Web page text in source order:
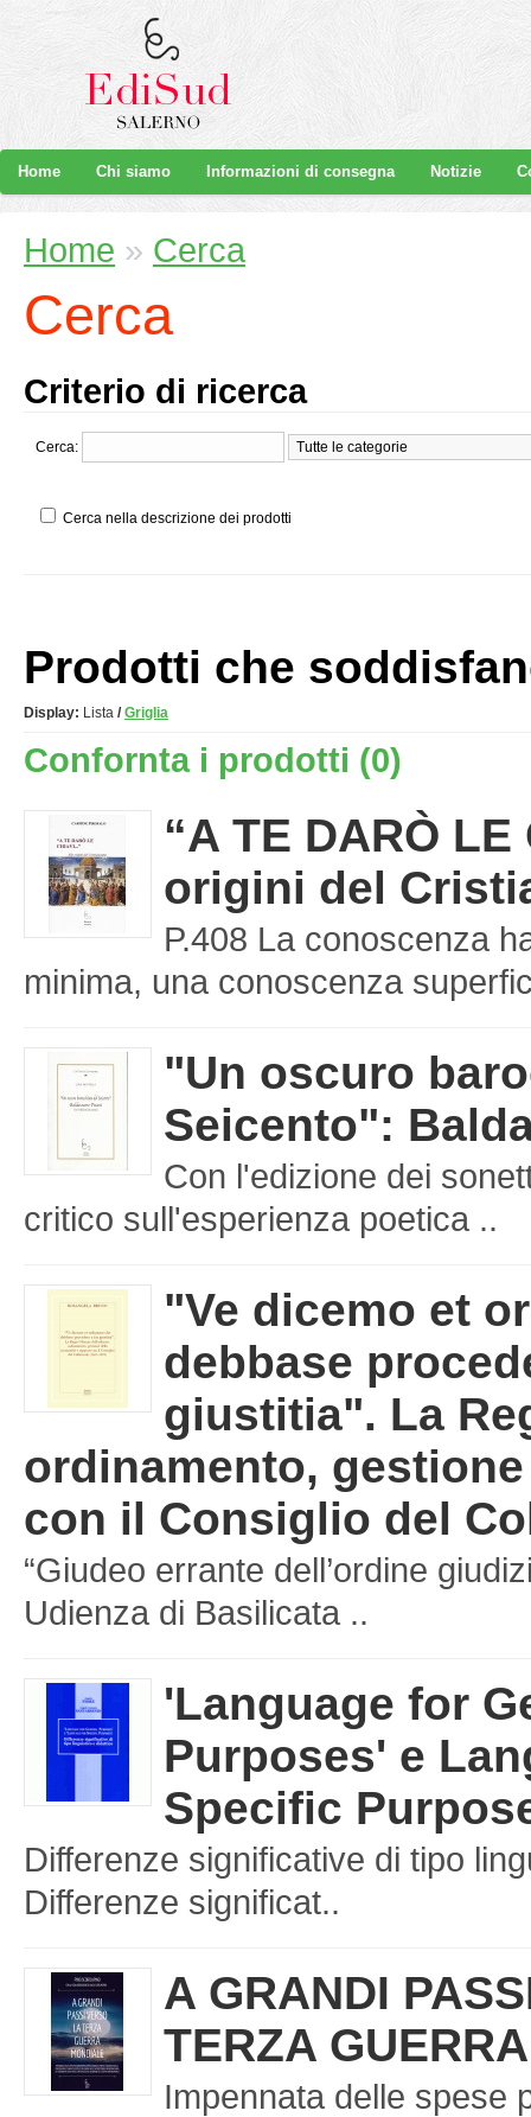
Home Chi siamo Informazioni di consegna Notizie
Home » Cerca
Cerca
Criterio di ricerca
Cerca:
Cerca nella descrizione dei prodotti
Prodotti che
Display: Lista / Griglia
Confornta i prodotti (0)
“A TE DARÒ LE
origini del
P.408 La conoscenza
minima, una conoscenza
"Un oscuro
Seicento":
Con l'edizione dei
critico sull'esperienza poetica ..
"Ve dicemo et
debbase
giustitia". La
ordinamento,
con il Consiglio del
“Giudeo errante dell’ordine
Udienza di Basilicata ..
'Language for
Purposes' e
Specific
Differenze significative di tipo
Differenze significat..
A GRANDI
TERZA
Impennata delle spese